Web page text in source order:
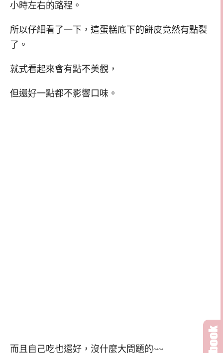
小時左右的路程。
所以仔細看了一下，這蛋糕底下的餅皮竟然有點裂
了。
就式看起來會有點不美觀，
但還好一點都不影響口味。
而且自己吃也還好，沒什麼大問題的~~